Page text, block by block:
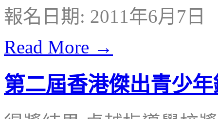
報名日期: 2011年6月7日
Read More →
第二屆香港傑出青少